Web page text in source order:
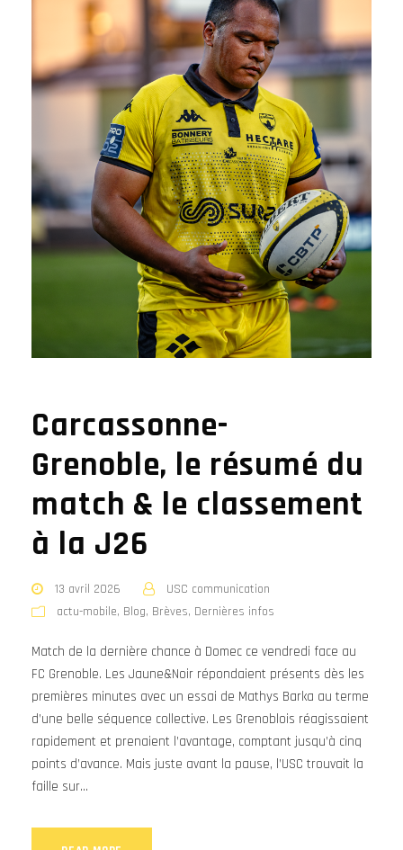
Carcassonne-
Grenoble, le résumé du
match & le classement
à la J26
13 avril 2026
USC communication
actu-mobile, Blog, Brèves, Dernières infos
Match de la dernière chance à Domec ce vendredi face au
FC Grenoble. Les Jaune&Noir répondaient présents dès les
premières minutes avec un essai de Mathys Barka au terme
d’une belle séquence collective. Les Grenoblois réagissaient
rapidement et prenaient l’avantage, comptant jusqu’à cinq
points d’avance. Mais juste avant la pause, l’USC trouvait la
faille sur...